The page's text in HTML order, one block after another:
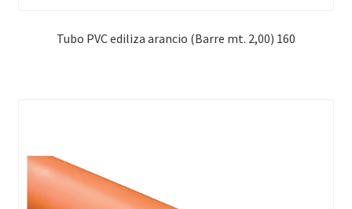
Tubo PVC ediliza arancio (Barre mt. 2,00) 160